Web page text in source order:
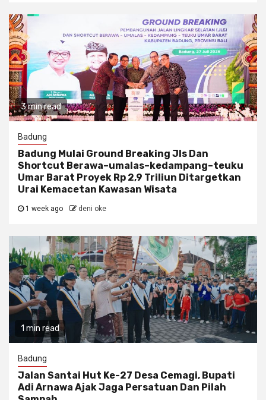
3 min read
Badung
Badung Mulai Ground Breaking Jls Dan
Shortcut Berawa–umalas–kedampang–teuku
Umar Barat Proyek Rp 2,9 Triliun Ditargetkan
Urai Kemacetan Kawasan Wisata
1 week ago deni oke
1 min read
Badung
Jalan Santai Hut Ke-27 Desa Cemagi, Bupati
Adi Arnawa Ajak Jaga Persatuan Dan Pilah